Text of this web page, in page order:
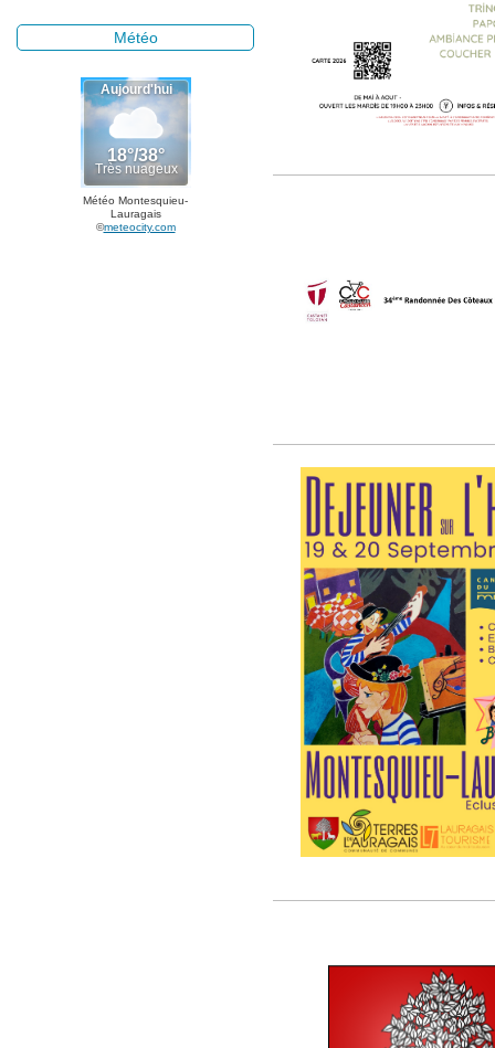
Météo
Météo Montesquieu-
Lauragais
©meteocity.com